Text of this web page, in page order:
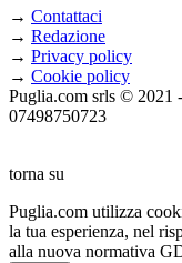
→ Contattaci
→ Redazione
→ Privacy policy
→ Cookie policy
Puglia.com srls © 2021
07498750723
torna su
Puglia.com utilizza
la tua esperienza, nel
alla nuova normativa